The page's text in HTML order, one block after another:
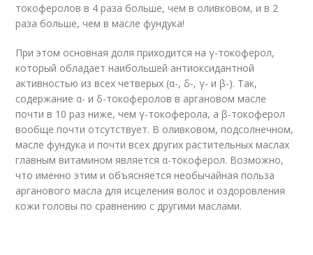
токоферолов в 4 раза больше, чем в оливковом, и в 2
раза больше, чем в масле фундука!
При этом основная доля приходится на γ-токоферол,
который обладает наибольшей антиоксидантной
активностью из всех четверых (α-, δ-, γ- и β-). Так,
содержание α- и δ-токоферолов в аргановом масле
почти в 10 раз ниже, чем γ-токоферола, а β-токоферол
вообще почти отсутствует. В оливковом, подсолнечном,
масле фундука и почти всех других растительных маслах
главным витамином является α-токоферол. Возможно,
что именно этим и объясняется необычайная польза
арганового масла для исцеления волос и оздоровления
кожи головы по сравнению с другими маслами.